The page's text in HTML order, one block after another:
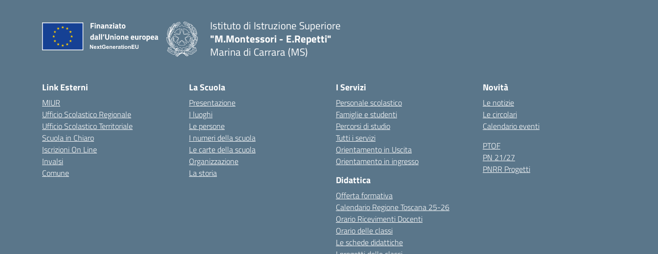
Istituto di Istruzione Superiore
"M.Montessori - E.Repetti"
Marina di Carrara (MS)
Link Esterni
MIUR
Ufficio Scolastico Regionale
Ufficio Scolastico Territoriale
Scuola in Chiaro
Iscrizioni On Line
Invalsi
Comune
La Scuola
Presentazione
I luoghi
Le persone
I numeri della scuola
Le carte della scuola
Organizzazione
La storia
I Servizi
Personale scolastico
Famiglie e studenti
Percorsi di studio
Tutti i servizi
Orientamento in Uscita
Orientamento in ingresso
Didattica
Offerta formativa
Calendario Regione Toscana 25-26
Orario Ricevimenti Docenti
Orario delle classi
Le schede didattiche
Novità
Le notizie
Le circolari
Calendario eventi
PTOF
PN 21/27
PNRR Progetti